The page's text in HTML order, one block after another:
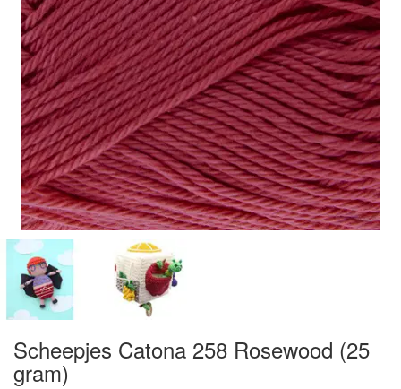
Scheepjes Catona 258 Rosewood (25
gram)